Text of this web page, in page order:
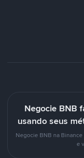
Negocie BNB
usando seus
Negocie BNB na
e